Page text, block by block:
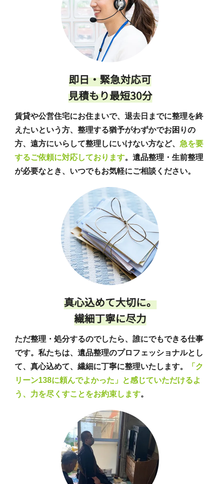
即日・緊急対応可
見積もり最短30分
賃貸や公営住宅にお住まいで、退去日までに整理を終
えたいという方、整理する猶予がわずかでお困りの
方、遠方にいらして整理しにいけない方など、 急を要
するご依頼に対応しております。遺品整理・生前整理
が必要なとき、いつでもお気軽にご相談ください。
真心込めて大切に。
繊細丁寧に尽力
ただ整理・処分するのでしたら、誰にでもできる仕事
です。私たちは、遺品整理のプロフェッショナルとし
て、真心込めて、繊細に丁寧に整理いたします。
「ク
リーン138に頼んでよかった」と感じていただけるよ
う、力を尽くすことをお約束します。